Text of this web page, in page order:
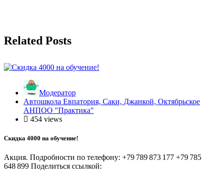
Related Posts
Модератор
Автошкола Евпатория, Саки, Джанкой, Октябрьское
АНПОО "Практика"
454 views
Скидка 4000 на обучение!
Акция. Подробности по телефону: +79 789 873 177 +79 785
648 899 Поделиться ссылкой: